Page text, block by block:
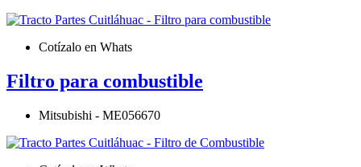
Cotízalo en Whats
Filtro para combustible
Mitsubishi - ME056670